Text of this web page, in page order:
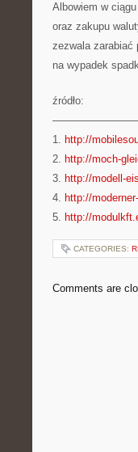
Albowiem w
oraz zakupu
zezwala zarabiać
na wypadek
źródło:
1. http://
2. http://moch-
3. http://modell-
4. http://
5. http://
CATEGORIES:
Comments are